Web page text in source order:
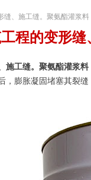
缝、施工缝。聚氨酯灌浆料
施工缝。聚氨酯灌浆料
，膨胀凝固堵塞其裂
程的变形